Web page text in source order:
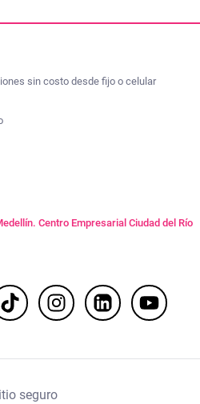
sin costo desde fijo o celular
Centro Empresarial Ciudad del Río
seguro